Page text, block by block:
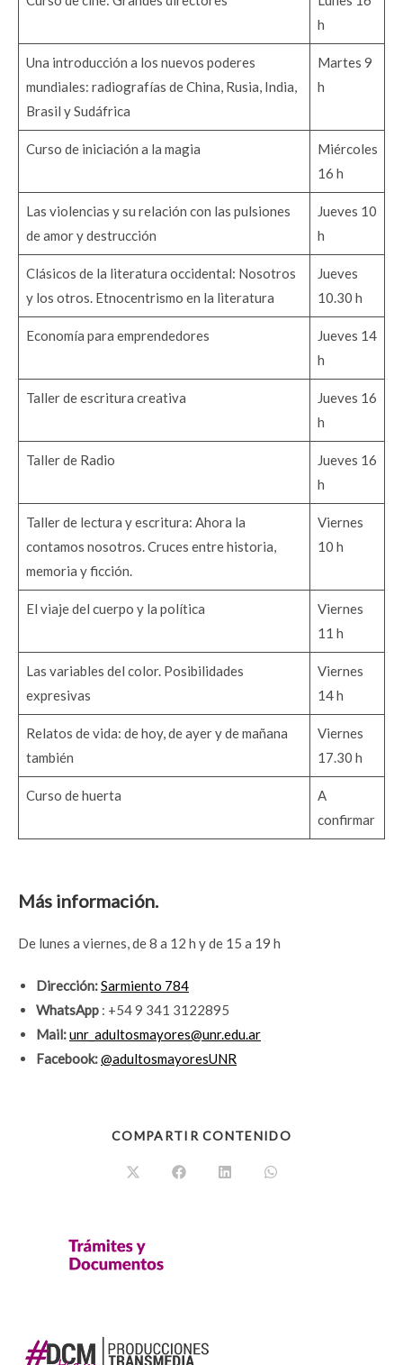
h
Una introducción a los nuevos poderes
mundiales: radiografías de China, Rusia, India,
Brasil y Sudáfrica
Martes 9
h
Curso de iniciación a la magia
Miércoles
16 h
Las violencias y su relación con las pulsiones
de amor y destrucción
Jueves 10
h
Clásicos de la literatura occidental: Nosotros
y los otros. Etnocentrismo en la literatura
Jueves
10.30 h
Economía para emprendedores
Jueves 14
h
Taller de escritura creativa
Jueves 16
h
Taller de Radio
Jueves 16
h
Taller de lectura y escritura: Ahora la
contamos nosotros. Cruces entre historia,
memoria y ficción.
Viernes
10 h
El viaje del cuerpo y la política
Viernes
11 h
Las variables del color. Posibilidades
expresivas
Viernes
14 h
Relatos de vida: de hoy, de ayer y de mañana
también
Viernes
17.30 h
Curso de huerta
A
confirmar
Más información.
De lunes a viernes, de 8 a 12 h y de 15 a 19 h
Dirección:Sarmiento 784
WhatsApp : +54 9 341 3122895
Mail:unr_adultosmayores@unr.edu.ar
Facebook:@adultosmayoresUNR
COMPARTIR CONTENIDO